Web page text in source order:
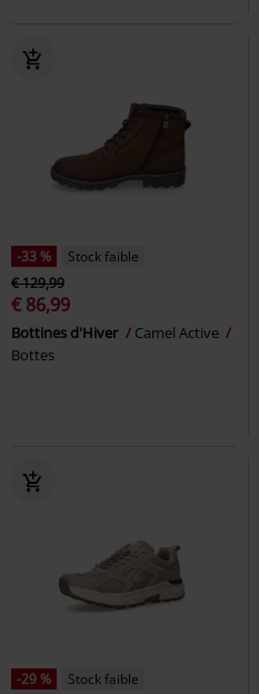
-33 %
Stock faible
€ 129,99
€ 86,99
Bottines d'Hiver
Camel Active
Bottes
-29 %
Stock faible